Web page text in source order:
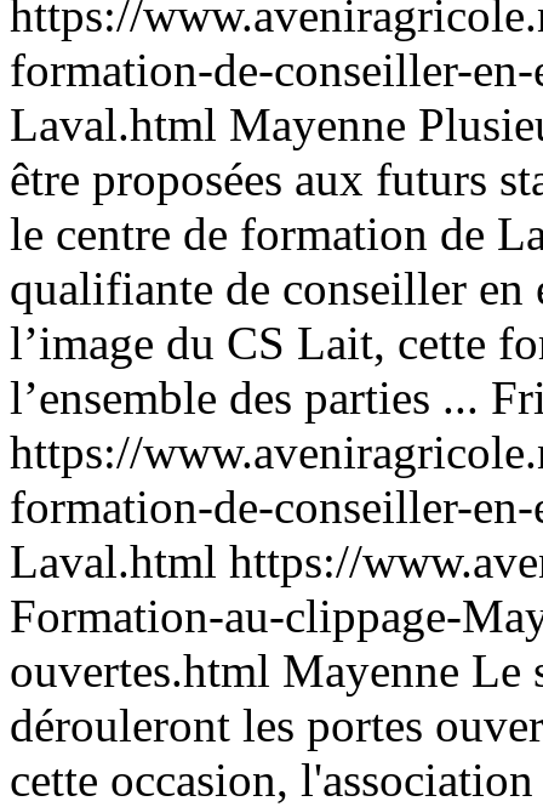
https://
formation-de-conseiller-
Laval.html Mayenne
être proposées aux futurs
le centre de formation de
qualifiante de conseiller
l’image du CS Lait, cette
l’ensemble des parties ...
https://
formation-de-conseiller-
Laval.html https://
Formation-au-clippage-
ouvertes.html Mayenne Le
dérouleront les portes
cette occasion,